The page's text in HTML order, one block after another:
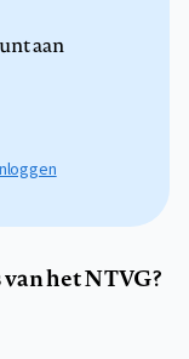
aan
het NTVG?